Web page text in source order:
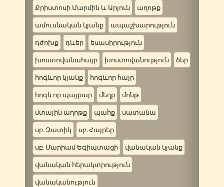
Քրիստոսի Մարմին և Արյուն աղոթք
ամուսնական կյանք ապաշխարություն
դժոխք դևեր եսասիրություն
խոստովանահայր խոստովանություն ծեր
հոգևոր կյանք հոգևոր հայր
հոգևոր պայքար մեղք մոնթ
մտային աղոթք պահք սատանա
սբ. Զատիկ սբ. Հայրեր
սբ. Մարիամ Եգիպտացի վանական կյանք
վանական հերակտրություն
վանականություն